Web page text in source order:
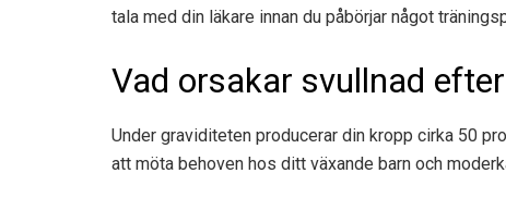
tala med din läkare innan du påbörjar något
Vad orsakar svullnad
Under graviditeten producerar din kropp cirka 50
att möta behoven hos ditt växande barn och